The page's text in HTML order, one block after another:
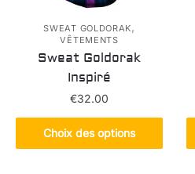
SWEAT GOLDORAK,
VÊTEMENTS
Sweat Goldorak
Inspiré
€32.00
Choix des options
Ce
produit